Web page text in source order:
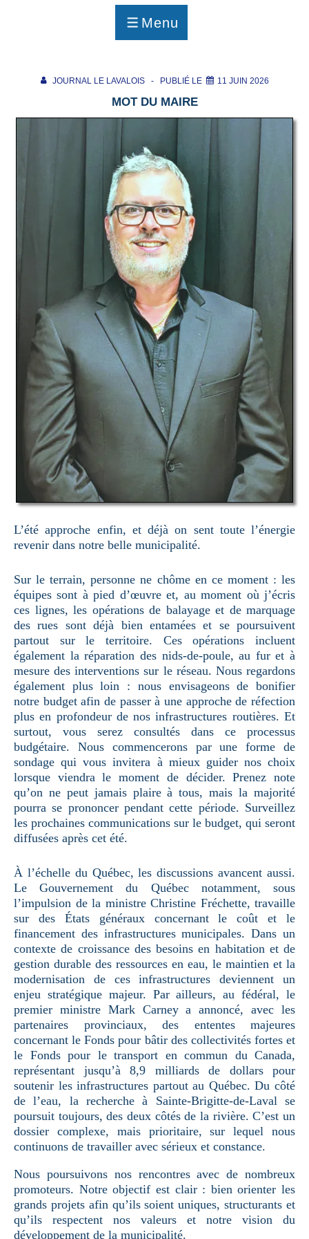
Menu
MENU
JOURNAL LE LAVALOIS PUBLIÉ LE 11 JUIN 2026
MOT DU MAIRE
L’été approche enfin, et déjà on sent toute l’énergie
revenir dans notre belle municipalité.
Sur le terrain, personne ne chôme en ce moment : les
équipes sont à pied d’œuvre et, au moment où j’écris
ces lignes, les opérations de balayage et de marquage
des rues sont déjà bien entamées et se poursuivent
partout sur le territoire. Ces opérations incluent
également la réparation des nids-de-poule, au fur et à
mesure des interventions sur le réseau. Nous regardons
également plus loin : nous envisageons de bonifier
notre budget afin de passer à une approche de réfection
plus en profondeur de nos infrastructures routières. Et
surtout, vous serez consultés dans ce processus
budgétaire. Nous commencerons par une forme de
sondage qui vous invitera à mieux guider nos choix
lorsque viendra le moment de décider. Prenez note
qu’on ne peut jamais plaire à tous, mais la majorité
pourra se prononcer pendant cette période. Surveillez
les prochaines communications sur le budget, qui seront
diffusées après cet été.
À l’échelle du Québec, les discussions avancent aussi.
Le Gouvernement du Québec notamment, sous
l’impulsion de la ministre Christine Fréchette, travaille
sur des États généraux concernant le coût et le
financement des infrastructures municipales. Dans un
contexte de croissance des besoins en habitation et de
gestion durable des ressources en eau, le maintien et la
modernisation de ces infrastructures deviennent un
enjeu stratégique majeur. Par ailleurs, au fédéral, le
premier ministre Mark Carney a annoncé, avec les
partenaires provinciaux, des ententes majeures
concernant le Fonds pour bâtir des collectivités fortes et
le Fonds pour le transport en commun du Canada,
représentant jusqu’à 8,9 milliards de dollars pour
soutenir les infrastructures partout au Québec. Du côté
de l’eau, la recherche à Sainte-Brigitte-de-Laval se
poursuit toujours, des deux côtés de la rivière. C’est un
dossier complexe, mais prioritaire, sur lequel nous
continuons de travailler avec sérieux et constance.
Nous poursuivons nos rencontres avec de nombreux
promoteurs. Notre objectif est clair : bien orienter les
grands projets afin qu’ils soient uniques, structurants et
qu’ils respectent nos valeurs et notre vision du
développement de la municipalité.